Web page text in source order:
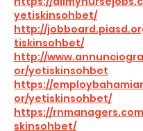
yetiskinsohbet/
http://
tiskinsohbet/
http://
or/yetiskinsohbet
https://
or/yetiskinsohbet/
https://
skinsohbet/